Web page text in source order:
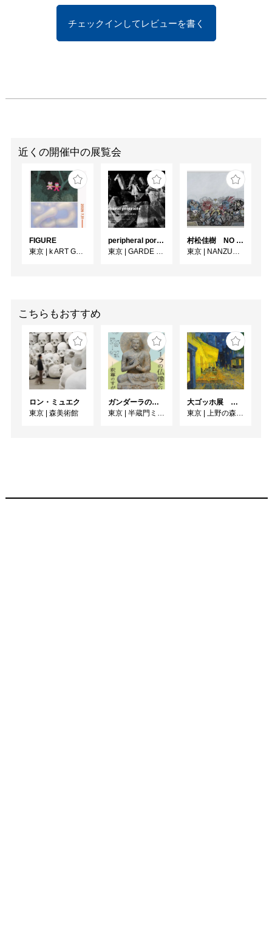
チェックインしてレビューを書く
近くの開催中の展覧会
FIGURE
東京
k ART GALLERY
peripheral portraits
東京
GARDE GALLERY
村松佳樹 NO SEQUENCE
東京
NANZUKA UNDERGROUND
こちらもおすすめ
ロン・ミュエク
東京
森美術館
ガンダーラの仏像と仏伝ー釈尊のすがたー
東京
半蔵門ミュージアム
大ゴッホ展 夜のカフェテラス
東京
上野の森美術館